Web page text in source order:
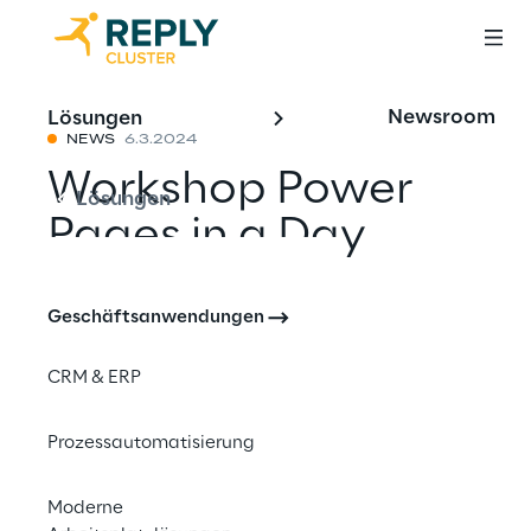
Lösungen
Lösungen
Geschäftsanwendungen
CRM & ERP
Prozessautomatisierung
Moderne
Newsroom
NEWS 6.3.2024
Workshop Power
Pages in a Day
Mit einem Freund teilen
ONLINE